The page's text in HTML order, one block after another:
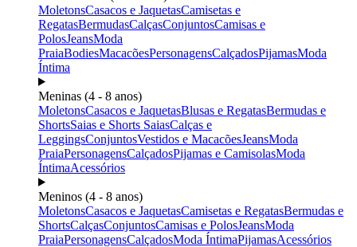
MoletonsCasacos e JaquetasCamisetas e
RegatasBermudasCalçasConjuntosCamisas e
PolosJeansModa
PraiaBodiesMacacõesPersonagensCalçadosPijamasModa
Íntima
Meninas (4 - 8 anos)
MoletonsCasacos e JaquetasBlusas e RegatasBermudas e
ShortsSaias e Shorts SaiasCalças e
LeggingsConjuntosVestidos e MacacõesJeansModa
PraiaPersonagensCalçadosPijamas e CamisolasModa
ÍntimaAcessórios
Meninos (4 - 8 anos)
MoletonsCasacos e JaquetasCamisetas e RegatasBermudas e
ShortsCalçasConjuntosCamisas e PolosJeansModa
PraiaPersonagensCalçadosModa ÍntimaPijamasAcessórios